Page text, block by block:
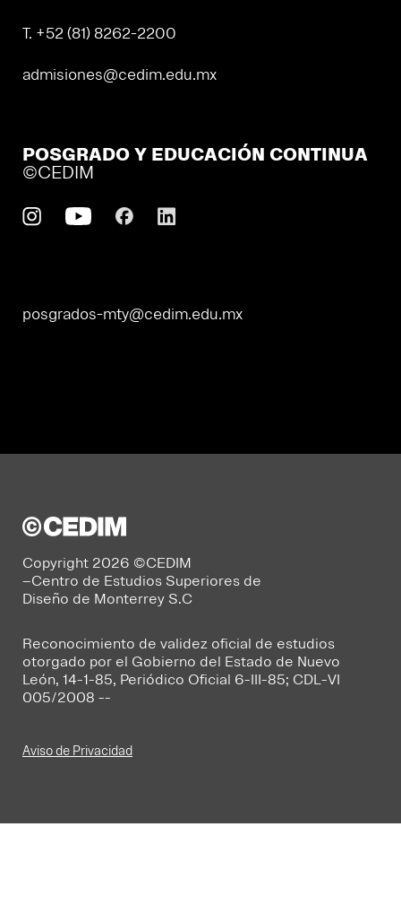
T. +52 (81) 8262-2200
admisiones@cedim.edu.mx
POSGRADO Y EDUCACIÓN CONTINUA
©CEDIM
posgrados-mty@cedim.edu.mx
Copyright 2026 ©CEDIM
–Centro de Estudios Superiores de
Diseño de Monterrey S.C
Reconocimiento de validez oficial de estudios
otorgado por el Gobierno del Estado de Nuevo
León, 14-1-85, Periódico Oficial 6-III-85; CDL-VI
005/2008 --
Aviso de Privacidad